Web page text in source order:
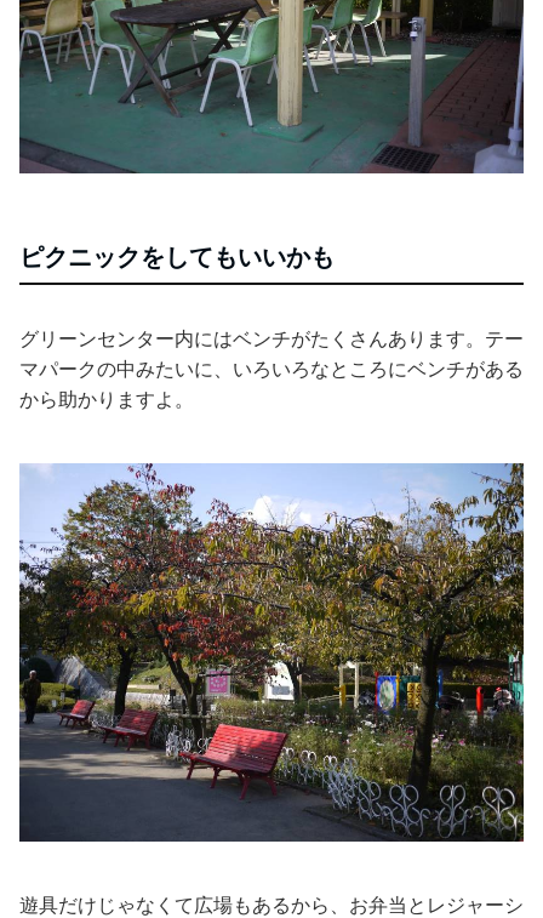
ピクニックをしてもいいかも
グリーンセンター内にはベンチがたくさんあります。テー
マパークの中みたいに、いろいろなところにベンチがある
から助かりますよ。
遊具だけじゃなくて広場もあるから、お弁当とレジャーシ